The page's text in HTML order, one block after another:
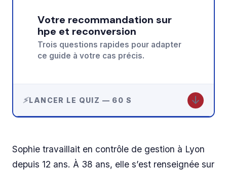
Votre recommandation sur
hpe et reconversion
Trois questions rapides pour adapter
ce guide à votre cas précis.
LANCER LE QUIZ — 60 S ↓
Sophie travaillait en contrôle de gestion à Lyon
depuis 12 ans. À 38 ans, elle s’est renseignée sur